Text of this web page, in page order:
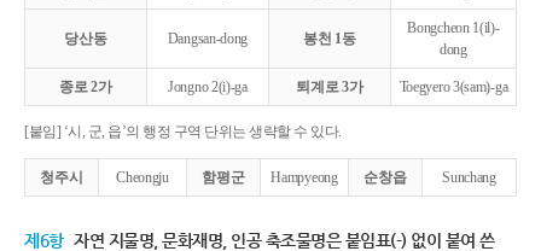
당산동 Dangsan-dong 봉천 1동
Bongcheon 1(il)-
dong
종로 2가 Jongno 2(i)-ga 퇴계로 3가 Toegyero 3(sam)-ga
[붙임] ‘시, 군, 읍’의 행정 구역 단위는 생략할 수 있다.
청주시 Cheongju 함평군 Hampyeong 순창읍 Sunchang
제6항 자연 지물명, 문화재명, 인공 축조물명은 붙임표(-) 없이 붙여 쓴